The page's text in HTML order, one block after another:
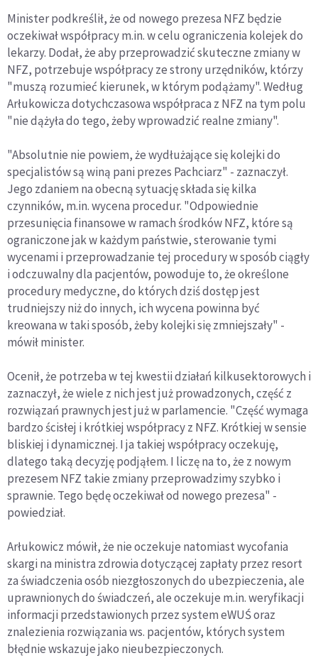
Minister podkreślił, że od nowego prezesa NFZ będzie
oczekiwał współpracy m.in. w celu ograniczenia kolejek do
lekarzy. Dodał, że aby przeprowadzić skuteczne zmiany w
NFZ, potrzebuje współpracy ze strony urzędników, którzy
"muszą rozumieć kierunek, w którym podążamy". Według
Arłukowicza dotychczasowa współpraca z NFZ na tym polu
"nie dążyła do tego, żeby wprowadzić realne zmiany".
"Absolutnie nie powiem, że wydłużające się kolejki do
specjalistów są winą pani prezes Pachciarz" - zaznaczył.
Jego zdaniem na obecną sytuację składa się kilka
czynników, m.in. wycena procedur. "Odpowiednie
przesunięcia finansowe w ramach środków NFZ, które są
ograniczone jak w każdym państwie, sterowanie tymi
wycenami i przeprowadzanie tej procedury w sposób ciągły
i odczuwalny dla pacjentów, powoduje to, że określone
procedury medyczne, do których dziś dostęp jest
trudniejszy niż do innych, ich wycena powinna być
kreowana w taki sposób, żeby kolejki się zmniejszały" -
mówił minister.
Ocenił, że potrzeba w tej kwestii działań kilkusektorowych i
zaznaczył, że wiele z nich jest już prowadzonych, część z
rozwiązań prawnych jest już w parlamencie. "Część wymaga
bardzo ścisłej i krótkiej współpracy z NFZ. Krótkiej w sensie
bliskiej i dynamicznej. I ja takiej współpracy oczekuję,
dlatego taką decyzję podjąłem. I liczę na to, że z nowym
prezesem NFZ takie zmiany przeprowadzimy szybko i
sprawnie. Tego będę oczekiwał od nowego prezesa" -
powiedział.
Arłukowicz mówił, że nie oczekuje natomiast wycofania
skargi na ministra zdrowia dotyczącej zapłaty przez resort
za świadczenia osób niezgłoszonych do ubezpieczenia, ale
uprawnionych do świadczeń, ale oczekuje m.in. weryfikacji
informacji przedstawionych przez system eWUŚ oraz
znalezienia rozwiązania ws. pacjentów, których system
błędnie wskazuje jako nieubezpieczonych.